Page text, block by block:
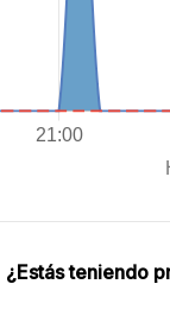
¿Estás teniendo